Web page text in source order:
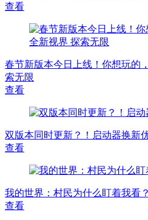
查看
春节新版本今日上线！你想玩的
索无限
查看
双版本同时更新？！启动器换新
查看
我的世界：村民为什么盯着我看？
查看